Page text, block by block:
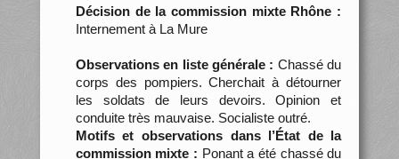
Décision de la commission mixte Rhône :
Internement à La Mure
Observations en liste générale : Chassé du
corps des pompiers. Cherchait à détourner
les soldats de leurs devoirs. Opinion et
conduite très mauvaise. Socialiste outré.
Motifs et observations dans l’État de la
commission mixte : Ponant a été chassé du